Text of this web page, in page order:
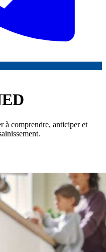
à comprendre, anticiper et